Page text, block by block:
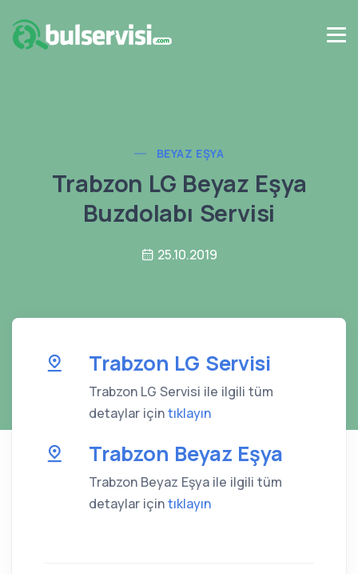
BEYAZ EŞYA
Trabzon LG Beyaz Eşya
Buzdolabı Servisi
25.10.2019
Trabzon LG Servisi
Trabzon LG Servisi ile ilgili tüm
detaylar içintıklayın
Trabzon Beyaz Eşya
Trabzon Beyaz Eşya ile ilgili tüm
detaylar içintıklayın